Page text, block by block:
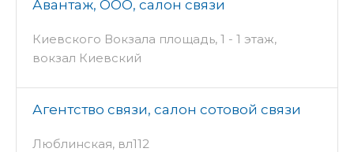
Авантаж, ООО, салон связи
Киевского Вокзала площадь, 1 - 1 этаж,
вокзал Киевский
Агентство связи, салон сотовой связи
Люблинская, вл112